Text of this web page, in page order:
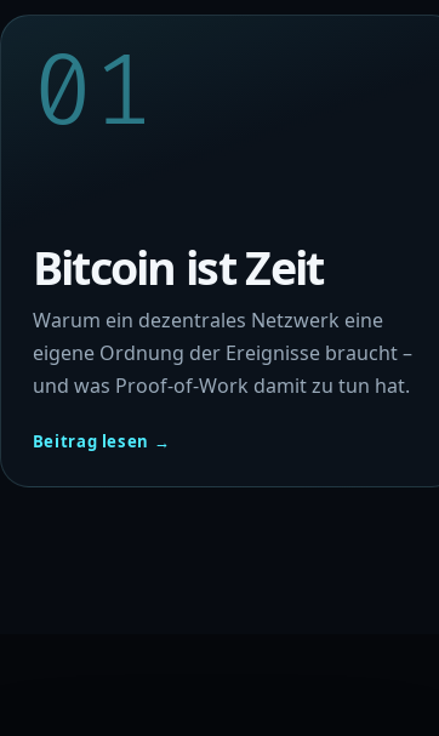
01
Bitcoin ist Zeit
Warum ein dezentrales Netzwerk eine
eigene Ordnung der Ereignisse braucht –
und was Proof-of-Work damit zu tun hat.
Beitrag lesen →